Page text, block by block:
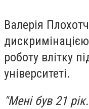
Валерія
роботу влітку
університеті.
"Мені був 21